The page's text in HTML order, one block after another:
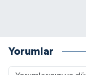
Yorumlar